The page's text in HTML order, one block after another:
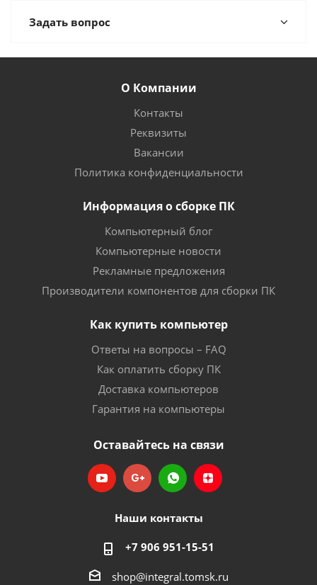
Задать вопрос
О Компании
Контакты
Реквизиты
Вакансии
Политика конфиденциальности
Информация о сборке ПК
Компьютерный блог
Компьютерные новости
Рекламные предложения
Производители компонентов для сборки ПК
Как купить компьютер
Ответы на вопросы – FAQ
Как оплатить сборку ПК
Доставка компьютеров
Гарантия на компьютеры
Оставайтесь на связи
Наши контакты
+7 906 951-15-51
shop@integral.tomsk.ru